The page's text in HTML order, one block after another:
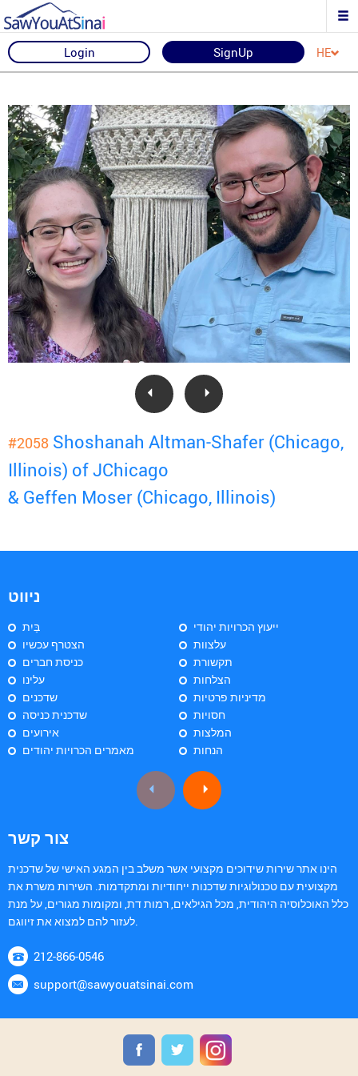
Login SignUp HE
#2058 Shoshanah Altman-Shafer (Chicago,
Illinois) of JChicago
& Geffen Moser (Chicago, Illinois)
ניווט
בַּיִת
הצטרף עכשיו
כניסת חברים
עלינו
שדכנים
שדכנית כניסה
אירועים
מאמרים הכרויות יהודים
ייעוץ הכרויות יהודי
עלצוות
תקשורת
הצלחות
מדיניות פרטיות
חסויות
המלצות
הנחות
צור קשר
הינו אתר שירות שידוכים מקצועי אשר משלב בין המגע האישי של שדכנית
מקצועית עם טכנולוגיות שדכנות ייחודיות ומתקדמות. השירות משרת את
כלל האוכלוסיה היהודית, מכל הגילאים, רמות דת, ומקומות מגורים, על מנת
לעזור להם למצוא את זיווגם.
212-866-0546
support@sawyouatsinai.com